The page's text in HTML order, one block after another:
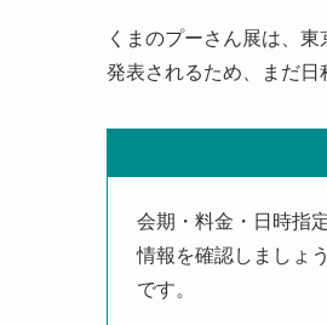
くまのプーさん展は、
発表されるため、まだ日
会期・料金・日時指
情報を確認しましょ
です。